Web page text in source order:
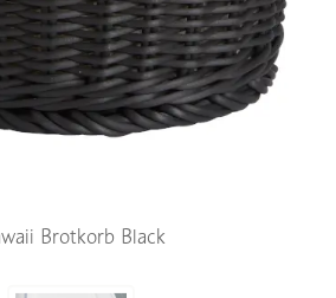
Brotkorb Black